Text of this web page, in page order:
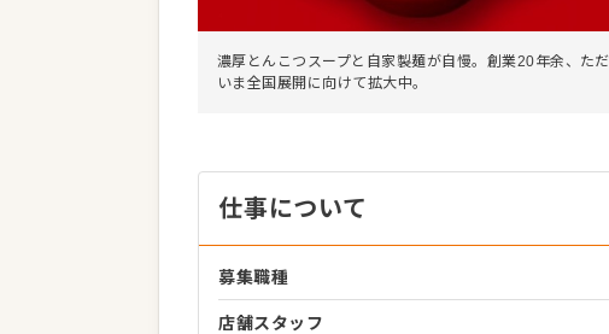
濃厚とんこつスープと自家製麺が自慢。創業20年余、ただ
いま全国展開に向けて拡大中。
仕事について
募集職種
店舗スタッフ